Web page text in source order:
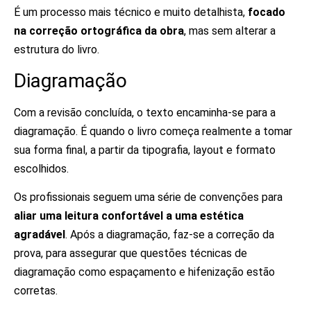
É um processo mais técnico e muito detalhista, focado
na correção ortográfica da obra, mas sem alterar a
estrutura do livro.
Diagramação
Com a revisão concluída, o texto encaminha-se para a
diagramação. É quando o livro começa realmente a tomar
sua forma final, a partir da tipografia, layout e formato
escolhidos.
Os profissionais seguem uma série de convenções para
aliar uma leitura confortável a uma estética
agradável . Após a diagramação, faz-se a correção da
prova, para assegurar que questões técnicas de
diagramação como espaçamento e hifenização estão
corretas.